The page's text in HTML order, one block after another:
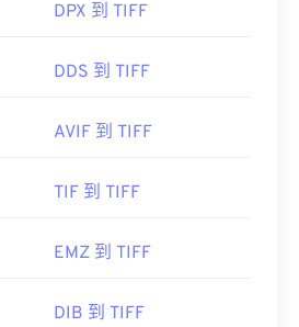
年 2 月 19 日
，以及ACDSee
creativecloud/file-
tiff-file.html
DPX 到 TIFF
DDS 到 TIFF
AVIF 到 TIFF
TIF 到 TIFF
EMZ 到 TIFF
DIB 到 TIFF